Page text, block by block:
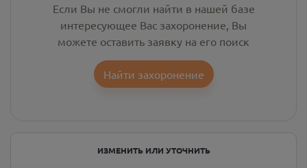
Если Вы не смогли найти в нашей базе
интересующее Вас захоронение, Вы
можете оставить заявку на его поиск
Найти захоронение
ИЗМЕНИТЬ ИЛИ УТОЧНИТЬ